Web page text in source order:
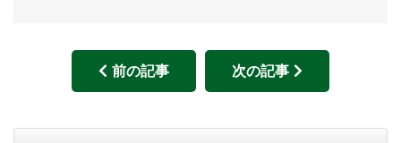
前の記事 次の記事